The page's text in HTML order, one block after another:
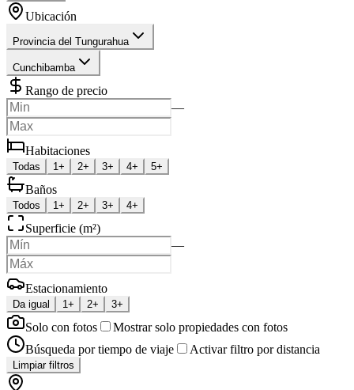
Ubicación
Provincia del Tungurahua
Cunchibamba
Rango de precio
—
Habitaciones
Todas 1+ 2+ 3+ 4+ 5+
Baños
Todos 1+ 2+ 3+ 4+
Superficie (m²)
—
Estacionamiento
Da igual 1+ 2+ 3+
Solo con fotos
Mostrar solo propiedades con fotos
Búsqueda por tiempo de viaje
Activar filtro por distancia
Limpiar filtros